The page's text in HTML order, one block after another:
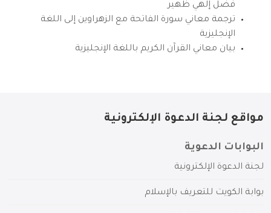
فضل إلهي ظهير
ترجمة معاني سورة الفاتحة مع الزهراوين إلى اللغة
الإنجليزية
بيان معاني القرآن الكريم باللغة الإنجليزية
مواقع لجنة الدعوة الإلكترونية
البوابات الدعوية
لجنة الدعوة الإلكترونية
بوابة الكويت للتعريف بالإسلام